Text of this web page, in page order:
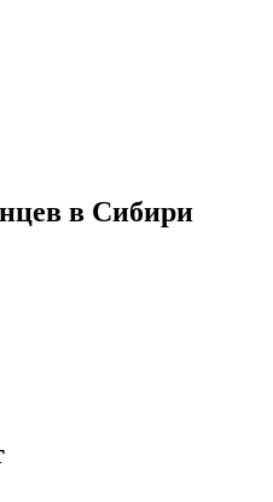
в Сибири